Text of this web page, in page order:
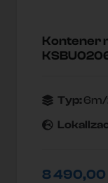
Kontener
Typ: 6m/
8 490,00